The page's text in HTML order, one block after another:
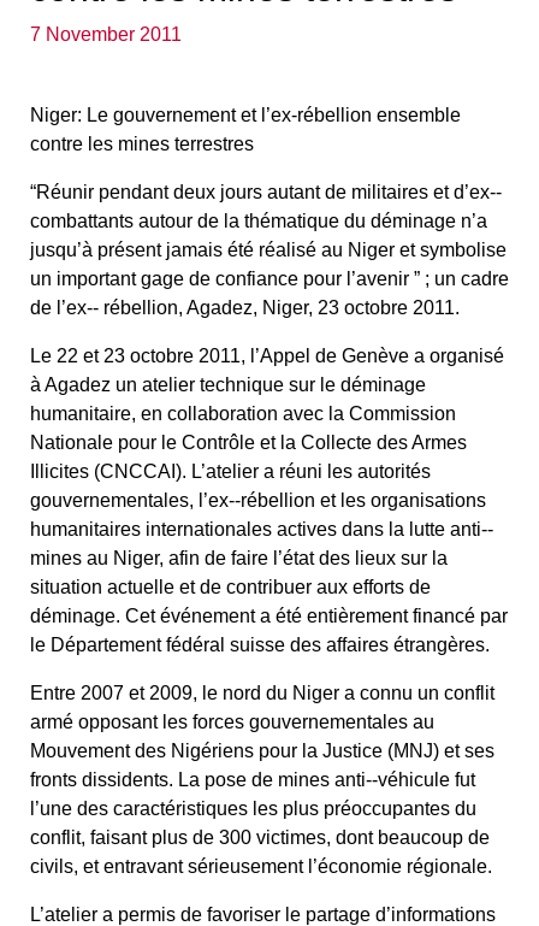
7 November 2011
Niger: Le gouvernement et l’ex-rébellion ensemble
contre les mines terrestres
“Réunir pendant deux jours autant de militaires et d’ex-­‐
combattants autour de la thématique du déminage n’a
jusqu’à présent jamais été réalisé au Niger et symbolise
un important gage de confiance pour l’avenir ” ; un cadre
de l’ex-­‐ rébellion, Agadez, Niger, 23 octobre 2011.
Le 22 et 23 octobre 2011, l’Appel de Genève a organisé
à Agadez un atelier technique sur le déminage
humanitaire, en collaboration avec la Commission
Nationale pour le Contrôle et la Collecte des Armes
Illicites (CNCCAI). L’atelier a réuni les autorités
gouvernementales, l’ex-­‐rébellion et les organisations
humanitaires internationales actives dans la lutte anti-­‐
mines au Niger, afin de faire l’état des lieux sur la
situation actuelle et de contribuer aux efforts de
déminage. Cet événement a été entièrement financé par
le Département fédéral suisse des affaires étrangères.
Entre 2007 et 2009, le nord du Niger a connu un conflit
armé opposant les forces gouvernementales au
Mouvement des Nigériens pour la Justice (MNJ) et ses
fronts dissidents. La pose de mines anti-­‐véhicule fut
l’une des caractéristiques les plus préoccupantes du
conflit, faisant plus de 300 victimes, dont beaucoup de
civils, et entravant sérieusement l’économie régionale.
L’atelier a permis de favoriser le partage d’informations